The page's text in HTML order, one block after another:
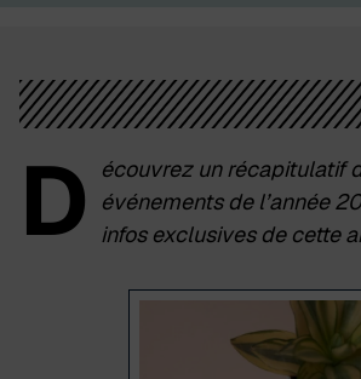
D
écouvrez un récapitulatif
événements de l’année
infos exclusives de cette